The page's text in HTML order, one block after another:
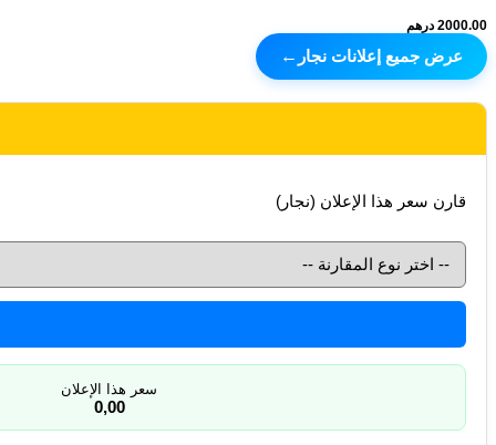
2000.00 درهم
عرض جميع إعلانات نجار ←
قارن سعر هذا الإعلان (نجار)
سعر هذا الإعلان
0,00